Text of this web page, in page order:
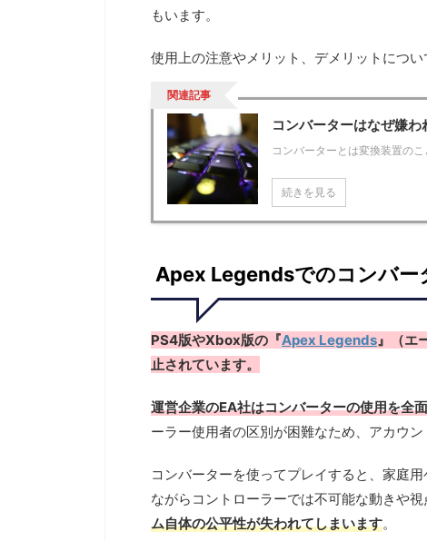
もいます。
使用上の注意やメリット、デメリットにつ
関連記事
コンバーターはなぜ嫌わ
コンバーターとは変換装置の
続きを見る
Apex Legendsでのコンバー
PS4版やXbox版の『Apex Legends』（エ
止されています。
運営企業のEA社はコンバーターの使用を全
ーラー使用者の区別が困難なため、アカウ
コンバーターを使ってプレイすると、家庭
ながらコントローラーでは不可能な動きや
ム自体の公平性が失われてしまいます。